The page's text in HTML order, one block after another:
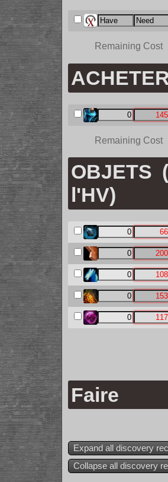
Remaining Cost
Remaining Cost
OBJETS
l'HV)
Faire
Expand all discovery
Collapse all discovery